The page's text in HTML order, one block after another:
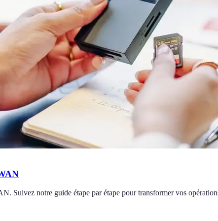
Suivez notre guide étape par étape pour transformer vos